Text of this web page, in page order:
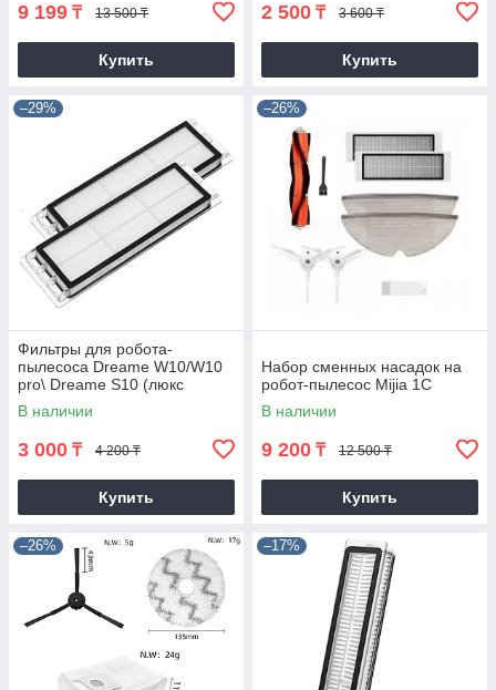
9 199 ₸ 13 500 ₸
Купить
2 500 ₸ 3 600 ₸
Купить
–29%
Фильтры для робота-
пылесоса Dreame W10/W10
pro\ Dreame S10 (люкс
копия)
В наличии
3 000 ₸ 4 200 ₸
Купить
–26%
Набор сменных насадок на
робот-пылесос Mijia 1C
В наличии
9 200 ₸ 12 500 ₸
Купить
–26% –17%